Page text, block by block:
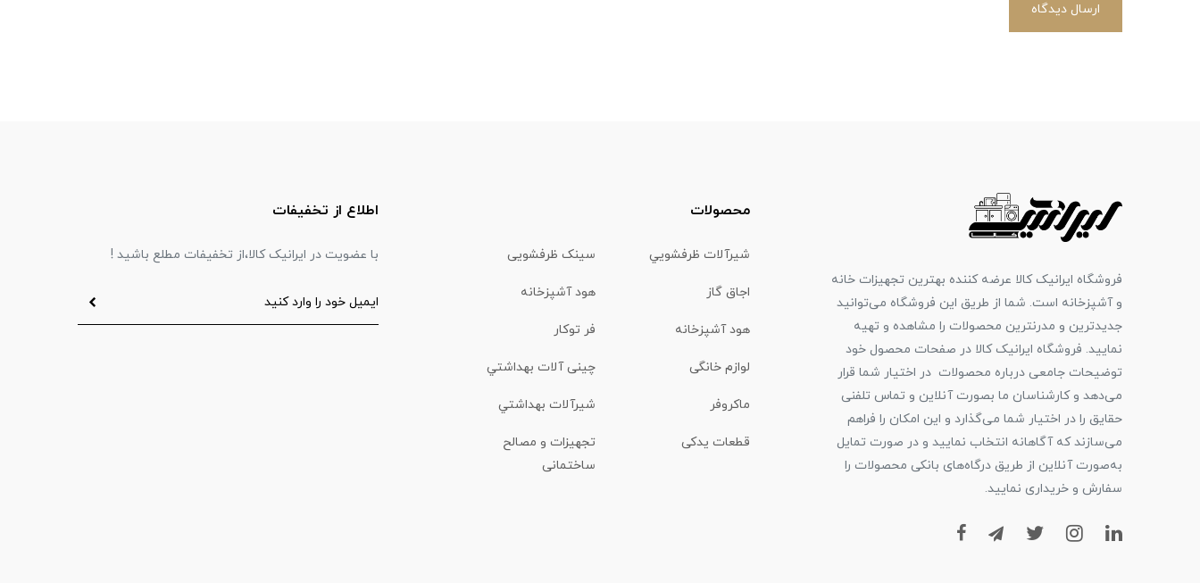
ارسال دیدگاه
فروشگاه ایرانیک کالا عرضه کننده بهترین تجهیزات خانه
و آشپزخانه است. شما از طریق این فروشگاه می‌توانید
جدیدترین و مدرنترین محصولات را مشاهده و تهیه
نمایید. فروشگاه ایرانیک کالا در صفحات محصول خود
توضیحات جامعی درباره محصولات در اختیار شما قرار
می‌دهد و کارشناسان ما بصورت آنلاین و تماس تلفنی
حقایق را در اختیار شما می‌گذارد و این امکان را فراهم
می‌سازند که آگاهانه انتخاب نمایید و در صورت تمایل
به‌صورت آنلاین از طریق درگاه‌های بانکی محصولات را
سفارش و خریداری نمایید.
محصولات
شیرآلات ظرفشويي سینک ظرفشویی
اجاق گاز هود آشپزخانه
هود آشپزخانه فر توکار
لوازم خانگی چینی آلات بهداشتي
ماكروفر شیرآلات بهداشتي
قطعات یدکی
تجهیزات و مصالح
ساختمانی
اطلاع از تخفیفات
با عضویت در ایرانیک کالا،از تخفیفات مطلع باشید !